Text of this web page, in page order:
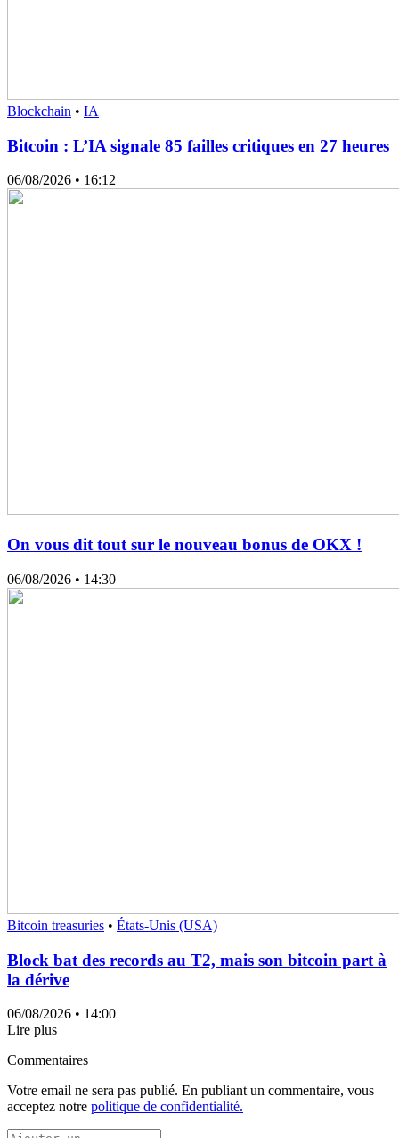
Blockchain • IA
Bitcoin : L’IA signale 85 failles critiques en 27 heures
06/08/2026 • 16:12
On vous dit tout sur le nouveau bonus de OKX !
06/08/2026 • 14:30
Bitcoin treasuries • États-Unis (USA)
Block bat des records au T2, mais son bitcoin part à
la dérive
06/08/2026 • 14:00
Lire plus
Commentaires
Votre email ne sera pas publié. En publiant un commentaire, vous
acceptez notre politique de confidentialité.